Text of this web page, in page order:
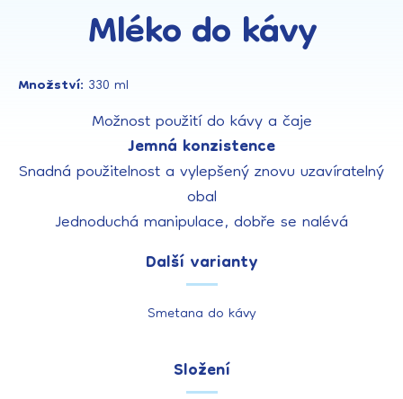
Mléko do kávy
Množství: 330 ml
Možnost použití do kávy a čaje
Jemná konzistence
Snadná použitelnost a vylepšený znovu uzavíratelný
obal
Jednoduchá manipulace, dobře se nalévá
Další varianty
Smetana do kávy
Složení